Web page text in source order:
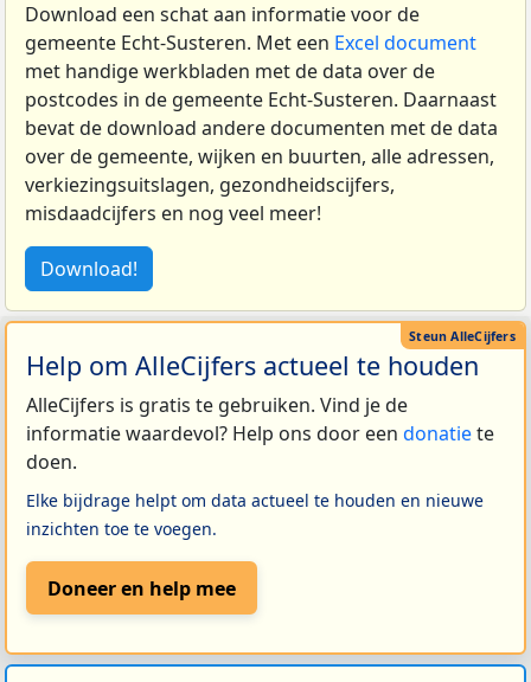
Download een schat aan informatie voor de
gemeente Echt-Susteren. Met een Excel document
met handige werkbladen met de data over de
postcodes in de gemeente Echt-Susteren. Daarnaast
bevat de download andere documenten met de data
over de gemeente, wijken en buurten, alle adressen,
verkiezingsuitslagen, gezondheidscijfers,
misdaadcijfers en nog veel meer!
Download!
Help om AlleCijfers actueel te houden
AlleCijfers is gratis te gebruiken. Vind je de
informatie waardevol? Help ons door een donatiete
doen.
Elke bijdrage helpt om data actueel te houden en nieuwe
inzichten toe te voegen.
Doneer en help mee